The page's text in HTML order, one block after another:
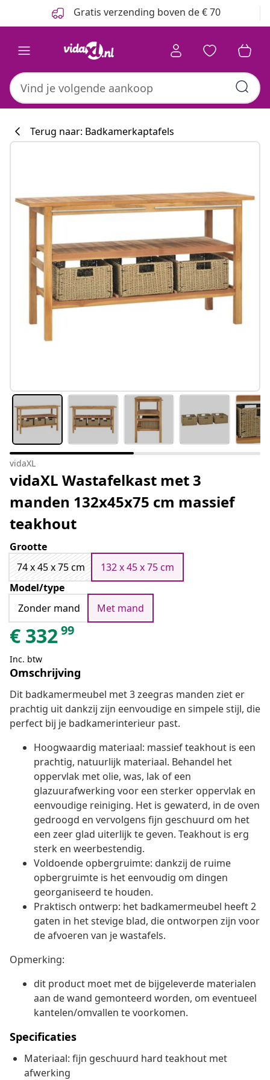
Gratis verzending boven de € 70
Terug naar: Badkamerkaptafels
vidaXL
vidaXL Wastafelkast met 3
manden 132x45x75 cm massief
teakhout
Grootte
74 x 45 x 75 cm
132 x 45 x 75 cm
Model/type
Zonder mand
Met mand
€ 33299
Inc. btw
Omschrijving
Dit badkamermeubel met 3 zeegras manden ziet er
prachtig uit dankzij zijn eenvoudige en simpele stijl, die
perfect bij je badkamerinterieur past.
Hoogwaardig materiaal: massief teakhout is een
prachtig, natuurlijk materiaal. Behandel het
oppervlak met olie, was, lak of een
glazuurafwerking voor een sterker oppervlak en
eenvoudige reiniging. Het is gewaterd, in de oven
gedroogd en vervolgens fijn geschuurd om het
een zeer glad uiterlijk te geven. Teakhout is erg
sterk en weerbestendig.
Voldoende opbergruimte: dankzij de ruime
opbergruimte is het eenvoudig om dingen
georganiseerd te houden.
Praktisch ontwerp: het badkamermeubel heeft 2
gaten in het stevige blad, die ontworpen zijn voor
de afvoeren van je wastafels.
Opmerking:
dit product moet met de bijgeleverde materialen
aan de wand gemonteerd worden, om eventueel
kantelen/omvallen te voorkomen.
Specificaties
Materiaal: fijn geschuurd hard teakhout met
afwerking